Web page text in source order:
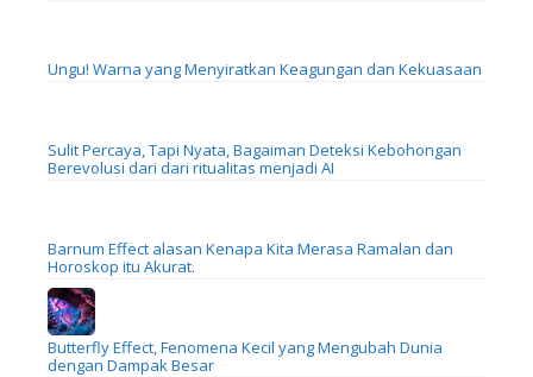
Ungu! Warna yang Menyiratkan Keagungan dan Kekuasaan
Sulit Percaya, Tapi Nyata, Bagaiman Deteksi Kebohongan
Berevolusi dari dari ritualitas menjadi AI
Barnum Effect alasan Kenapa Kita Merasa Ramalan dan
Horoskop itu Akurat.
Butterfly Effect, Fenomena Kecil yang Mengubah Dunia
dengan Dampak Besar